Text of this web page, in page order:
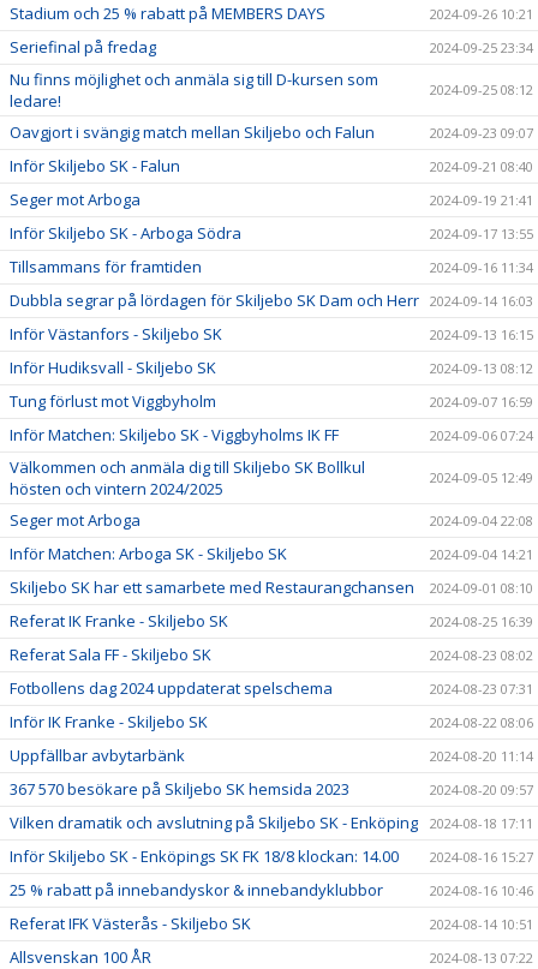
Stadium och 25 % rabatt på MEMBERS DAYS 2024-09-26 10:21
Seriefinal på fredag 2024-09-25 23:34
Nu finns möjlighet och anmäla sig till D-kursen som
ledare!
2024-09-25 08:12
Oavgjort i svängig match mellan Skiljebo och Falun 2024-09-23 09:07
Inför Skiljebo SK - Falun 2024-09-21 08:40
Seger mot Arboga 2024-09-19 21:41
Inför Skiljebo SK - Arboga Södra 2024-09-17 13:55
Tillsammans för framtiden 2024-09-16 11:34
Dubbla segrar på lördagen för Skiljebo SK Dam och Herr 2024-09-14 16:03
Inför Västanfors - Skiljebo SK 2024-09-13 16:15
Inför Hudiksvall - Skiljebo SK 2024-09-13 08:12
Tung förlust mot Viggbyholm 2024-09-07 16:59
Inför Matchen: Skiljebo SK - Viggbyholms IK FF 2024-09-06 07:24
Välkommen och anmäla dig till Skiljebo SK Bollkul
hösten och vintern 2024/2025
2024-09-05 12:49
Seger mot Arboga 2024-09-04 22:08
Inför Matchen: Arboga SK - Skiljebo SK 2024-09-04 14:21
Skiljebo SK har ett samarbete med Restaurangchansen 2024-09-01 08:10
Referat IK Franke - Skiljebo SK 2024-08-25 16:39
Referat Sala FF - Skiljebo SK 2024-08-23 08:02
Fotbollens dag 2024 uppdaterat spelschema 2024-08-23 07:31
Inför IK Franke - Skiljebo SK 2024-08-22 08:06
Uppfällbar avbytarbänk 2024-08-20 11:14
367 570 besökare på Skiljebo SK hemsida 2023 2024-08-20 09:57
Vilken dramatik och avslutning på Skiljebo SK - Enköping 2024-08-18 17:11
Inför Skiljebo SK - Enköpings SK FK 18/8 klockan: 14.00 2024-08-16 15:27
25 % rabatt på innebandyskor & innebandyklubbor 2024-08-16 10:46
Referat IFK Västerås - Skiljebo SK 2024-08-14 10:51
Allsvenskan 100 ÅR 2024-08-13 07:22